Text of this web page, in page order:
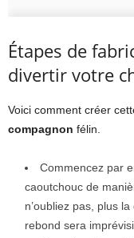
Étapes de
divertir votre
Voici comment créer
compagnon félin.
Commencez par
caoutchouc de
n’oubliez pas, plus
rebond sera